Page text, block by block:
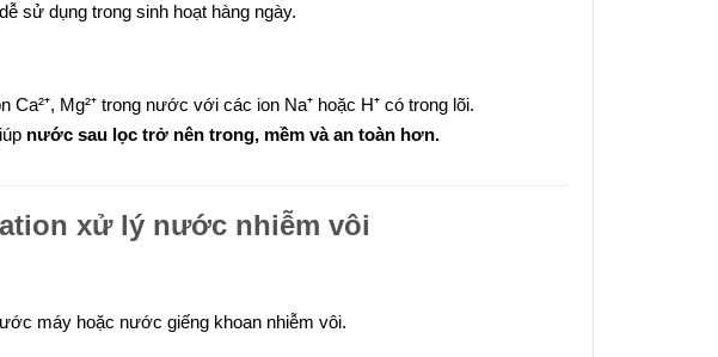
sử dụng trong sinh hoạt hàng ngày.
Mg²⁺ trong nước với các ion Na⁺ hoặc H⁺ có trong lõi.
nước sau lọc trở nên trong, mềm và an toàn hơn.
xử lý nước nhiễm vôi
máy hoặc nước giếng khoan nhiễm vôi.